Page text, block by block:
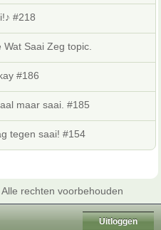
#218
Saai Zeg topic.
#186
maar saai. #185
tegen saai! #154
rechten voorbehouden
Uitloggen